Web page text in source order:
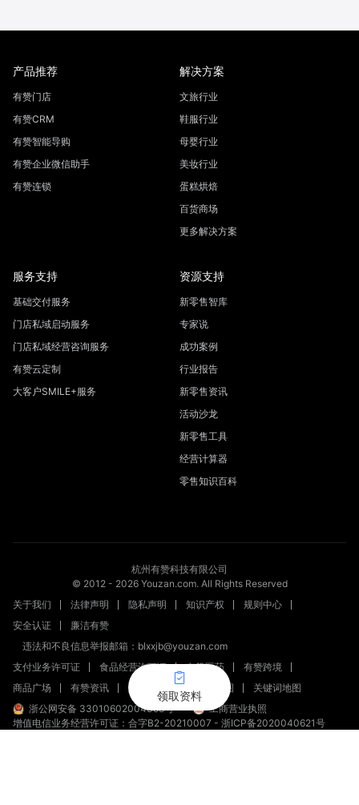
领取资料
产品推荐
有赞门店
有赞CRM
有赞智能导购
有赞企业微信助手
有赞连锁
解决方案
文旅行业
鞋服行业
母婴行业
美妆行业
蛋糕烘焙
百货商场
更多解决方案
服务支持
基础交付服务
门店私域启动服务
门店私域经营咨询服务
有赞云定制
大客户SMILE+服务
资源支持
新零售智库
专家说
成功案例
行业报告
新零售资讯
活动沙龙
新零售工具
经营计算器
零售知识百科
杭州有赞科技有限公司
© 2012 - 2026Youzan.com. All Rights Reserved
关于我们
法律声明 隐私声明 知识产权
规则中心
安全认证
廉洁有赞
违法和不良信息举报邮箱：blxxjb@youzan.com
支付业务许可证
食品经营许可证 有赞医药
有赞跨境
商品广场
有赞资讯 新零售文章 站点地图
关键词地图
浙公网安备 33010602004358号
工商营业执照
增值电信业务经营许可证：合字B2-20210007 - 浙ICP备2020040621号